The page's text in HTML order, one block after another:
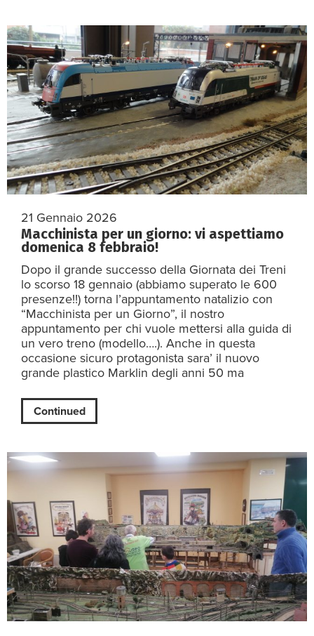
21 Gennaio 2026
Macchinista per un giorno: vi aspettiamo
domenica 8 febbraio!
Dopo il grande successo della Giornata dei Treni
lo scorso 18 gennaio (abbiamo superato le 600
presenze!!) torna l’appuntamento natalizio con
“Macchinista per un Giorno”, il nostro
appuntamento per chi vuole mettersi alla guida di
un vero treno (modello….). Anche in questa
occasione sicuro protagonista sara’ il nuovo
grande plastico Marklin degli anni 50 ma
Continued